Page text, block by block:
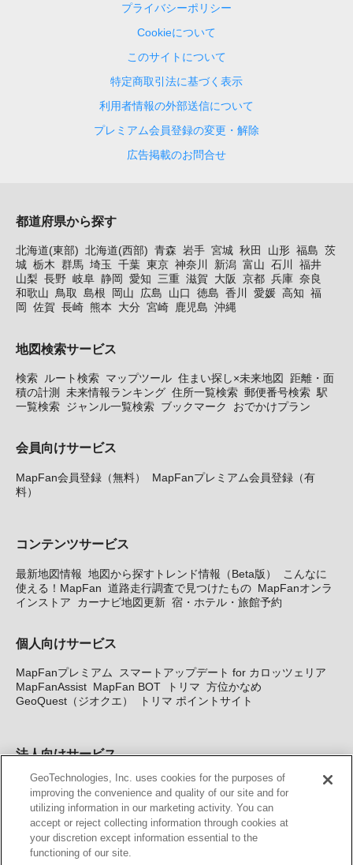
プライバシーポリシー
Cookieについて
このサイトについて
特定商取引法に基づく表示
利用者情報の外部送信について
プレミアム会員登録の変更・解除
広告掲載のお問合せ
都道府県から探す
北海道(東部) 北海道(西部) 青森 岩手 宮城 秋田 山形 福島 茨
城 栃木 群馬 埼玉 千葉 東京 神奈川 新潟 富山 石川
福井
山梨 長野 岐阜 静岡 愛知 三重 滋賀 大阪 京都 兵庫 奈良
和歌山 鳥取 島根 岡山 広島 山口 徳島 香川 愛媛 高知 福
岡
佐賀 長崎 熊本 大分 宮崎 鹿児島 沖縄
地図検索サービス
検索 ルート検索 マップツール 住まい探し×未来地図
距離・面
積の計測
未来情報ランキング 住所一覧検索 郵便番号検索 駅
一覧検索 ジャンル一覧検索 ブックマーク おでかけプラン
会員向けサービス
MapFan会員登録（無料）
MapFanプレミアム会員登録（有
料）
コンテンツサービス
最新地図情報 地図から探すトレンド情報（Beta版）
こんなに
使える！MapFan 道路走行調査で見つけたもの MapFanオンラ
インストア
カーナビ地図更新 宿・ホテル・旅館予約
個人向けサービス
MapFanプレミアム
スマートアップデート for カロッツェリア
MapFanAssist MapFan BOT トリマ 方位かなめ
GeoQuest（ジオクエ）
トリマ ポイントサイト
法人向けサービス
法人向け地図・位置情報サービス WEBサイト・システム向け地
図API Windows PC向け地図開発キット MapFan DB 住所確認
サービス
MAP WORLD+ トリマ広告 Geo-Research
GeoTechnologies, Inc. uses cookies for the purposes of
improving the convenience and quality of our site and for
utilizing information in our marketing activity. You can
accept or reject collecting information through cookies at
your discretion except information essential to the
functioning of our site.